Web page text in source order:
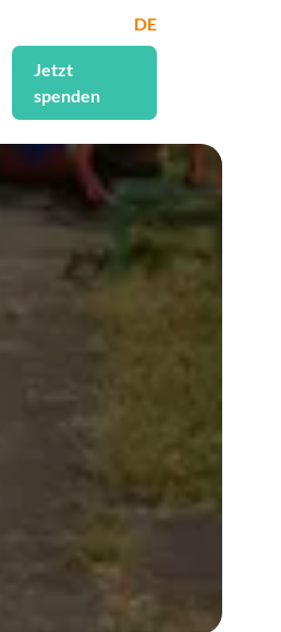
DE
Jetzt
spenden